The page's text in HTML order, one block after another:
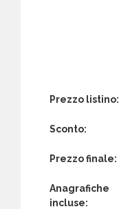
Prezzo listino:
Sconto:
Prezzo finale:
Anagrafiche
incluse: